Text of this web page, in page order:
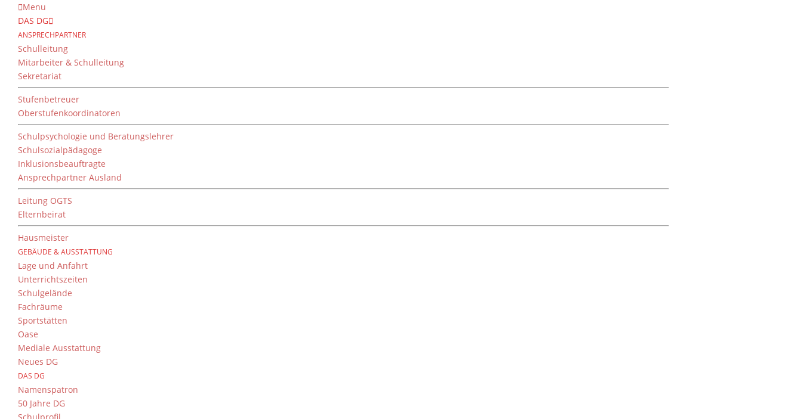
Menu
DAS DG
ANSPRECHPARTNER
Schulleitung
Mitarbeiter & Schulleitung
Sekretariat
Stufenbetreuer
Oberstufenkoordinatoren
Schulpsychologie und Beratungslehrer
Schulsozialpädagoge
Inklusionsbeauftragte
Ansprechpartner Ausland
Leitung OGTS
Elternbeirat
Hausmeister
GEBÄUDE & AUSSTATTUNG
Lage und Anfahrt
Unterrichtszeiten
Schulgelände
Fachräume
Sportstätten
Oase
Mediale Ausstattung
Neues DG
DAS DG
Namenspatron
50 Jahre DG